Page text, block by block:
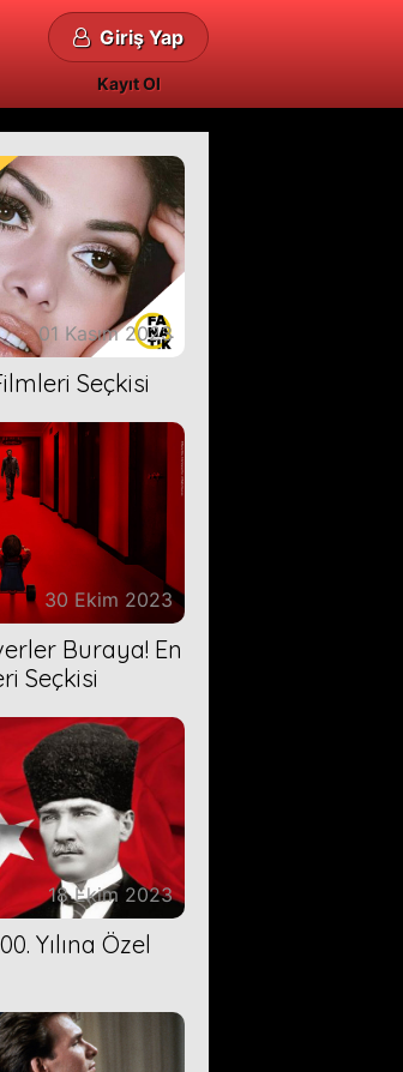
Giriş Yap
Kayıt Ol
01 Kasım 2023
Seçkisi
30 Ekim 2023
Buraya! En
Seçkisi
18 Ekim 2023
Yılına Özel